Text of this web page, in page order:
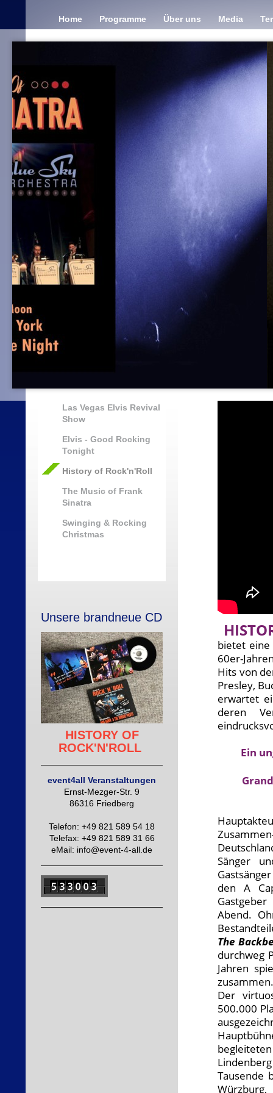
Home Programme Über uns Media
Las Vegas Elvis Revival
Show
Elvis - Good Rocking
Tonight
History of Rock'n'Roll
The Music of Frank
Sinatra
Swinging & Rocking
Christmas
Unsere brandneue CD
HISTORY OF
ROCK'N'ROLL
event4all Veranstaltungen
Ernst-Mezger-Str. 9
86316 Friedberg
Telefon: +49 821 589 54 18
Telefax: +49 821 589 31 66
eMail: info@event-4-all.de
bietet eine
60er-
Hits von
Presley,
erwartet
deren
Ein
Sänger
den A
Abend.
The
durchweg
Jahren
zusammen.
Der
500.000
Tausende